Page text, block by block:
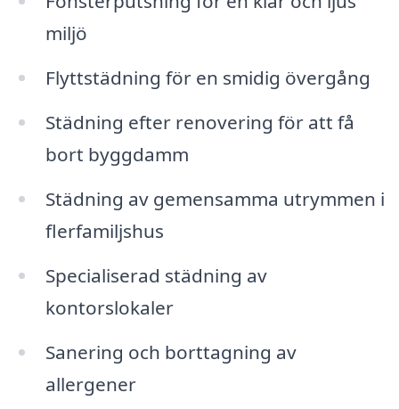
miljö
Flyttstädning för en smidig övergång
Städning efter renovering för att få
bort byggdamm
Städning av gemensamma utrymmen i
flerfamiljshus
Specialiserad städning av
kontorslokaler
Sanering och borttagning av
allergener